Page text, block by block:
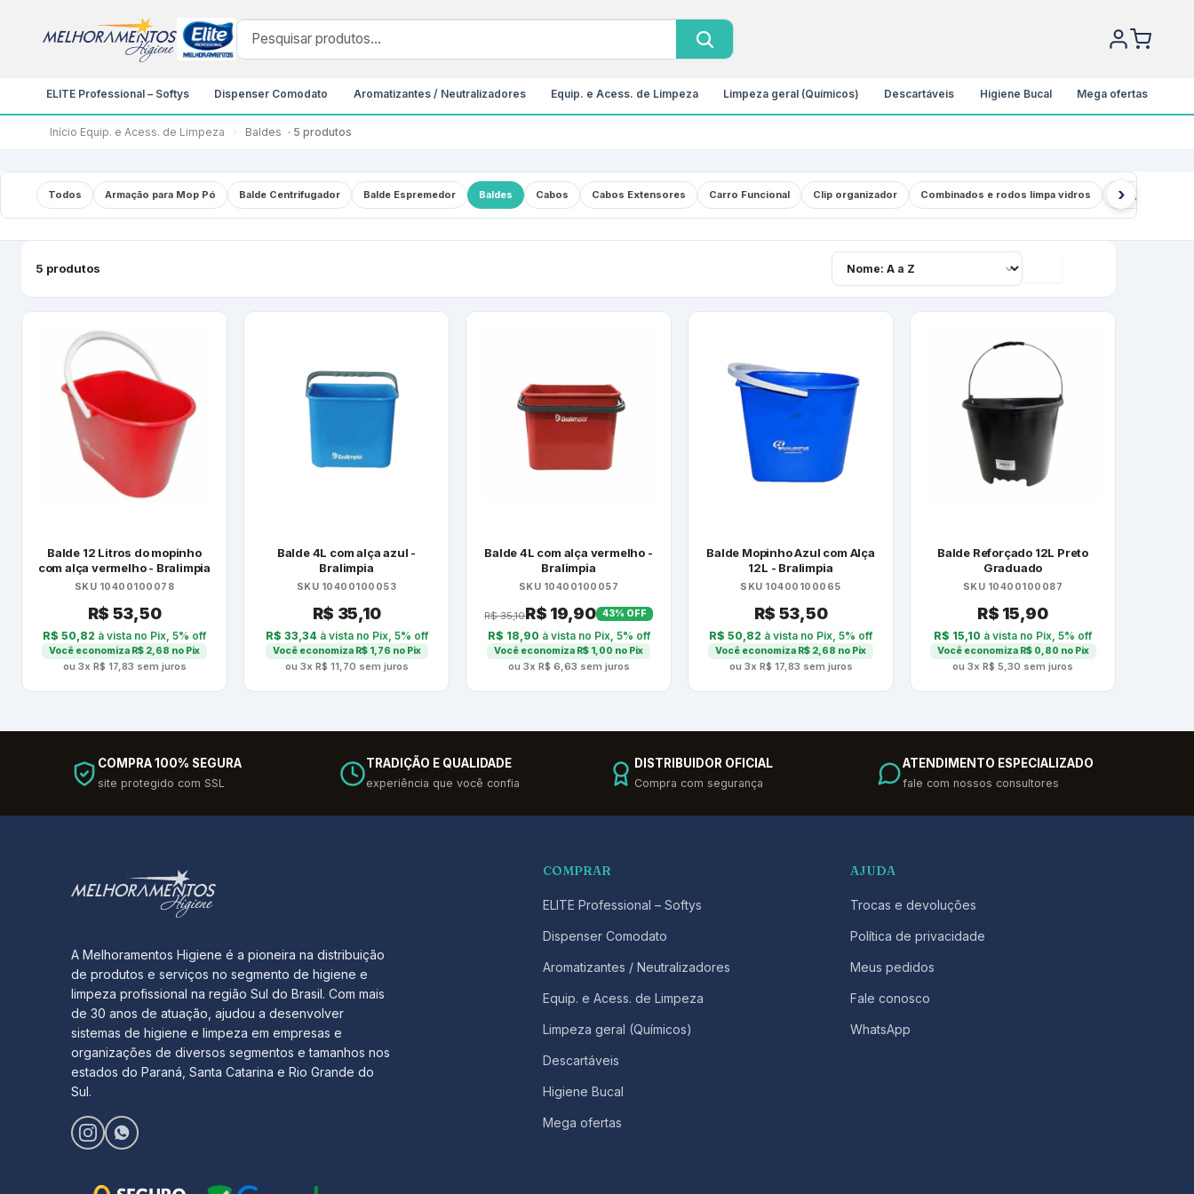
ELITE Professional – Softys Dispenser Comodato Aromatizantes / Neutralizadores Equip. e Acess. de Limpeza Limpeza geral (Químicos) Descartáveis Higiene Bucal Mega ofertas
Início Equip. e Acess. de Limpeza › Baldes · 5 produtos
Todos Armação para Mop Pó Balde Centrifugador Balde Espremedor Baldes Cabos Cabos Extensores Carro Funcional Clip organizador Combinados e rodos limpa vidros Conjunto Mop
›
5 produtos
Balde 12 Litros do mopinho
com alça vermelho - Bralimpia
SKU 10400100078
R$ 53,50
R$ 50,82 à vista no Pix, 5% off
Você economiza R$ 2,68 no Pix
ou 3x R$ 17,83 sem juros
Balde 4L com alça azul -
Bralimpia
SKU 10400100053
R$ 35,10
R$ 33,34à vista no Pix, 5% off
Você economiza R$1,76 no Pix
ou 3x R$ 11,70 sem juros
Balde 4L com alça vermelho -
Bralimpia
SKU 10400100057
R$35,10R$ 19,90 43% OFF
R$ 18,90 à vista no Pix, 5% off
Você economiza R$ 1,00 no Pix
ou 3x R$ 6,63 sem juros
Balde Mopinho Azul com Alça
12L - Bralimpia
SKU 10400100065
R$ 53,50
R$ 50,82 à vista no Pix, 5% off
Você economiza R$ 2,68 no Pix
ou 3x R$ 17,83 sem juros
Balde Reforçado 12L Preto
Graduado
SKU 10400100087
R$ 15,90
R$ 15,10 à vista no Pix, 5% off
Você economiza R$0,80 no Pix
ou 3x R$ 5,30 sem juros
COMPRA 100% SEGURA
site protegido com SSL
TRADIÇÃO E QUALIDADE
experiência que você confia
DISTRIBUIDOR OFICIAL
Compra com segurança
ATENDIMENTO ESPECIALIZADO
fale com nossos consultores
A Melhoramentos Higiene é a pioneira na distribuição
de produtos e serviços no segmento de higiene e
limpeza profissional na região Sul do Brasil. Com mais
de 30 anos de atuação, ajudou a desenvolver
sistemas de higiene e limpeza em empresas e
organizações de diversos segmentos e tamanhos nos
estados do Paraná, Santa Catarina e Rio Grande do
Sul.
COMPRAR
ELITE Professional – Softys
Dispenser Comodato
Aromatizantes / Neutralizadores
Equip. e Acess. de Limpeza
Limpeza geral (Químicos)
Descartáveis
Higiene Bucal
Mega ofertas
AJUDA
Trocas e devoluções
Política de privacidade
Meus pedidos
Fale conosco
WhatsApp